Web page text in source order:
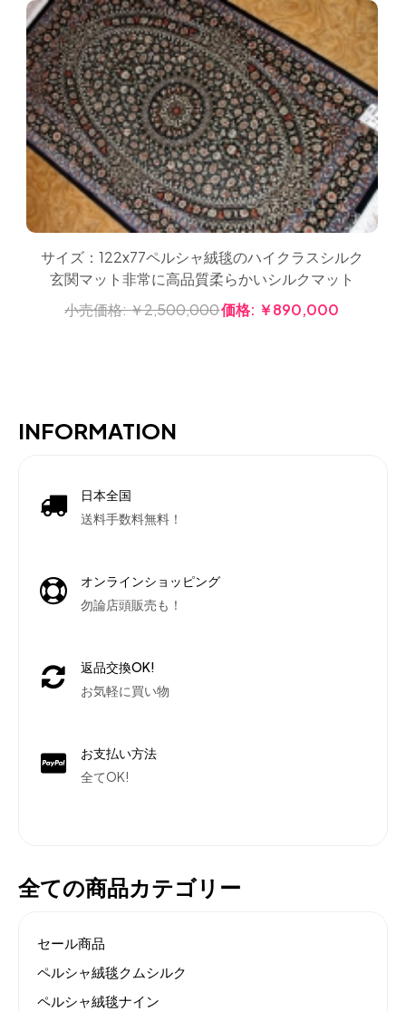
サイズ：122x77ペルシャ絨毯のハイクラスシルク
玄関マット非常に高品質柔らかいシルクマット
小売価格:￥2,500,000価格: ￥890,000
INFORMATION
日本全国
送料手数料無料！
オンラインショッピング
勿論店頭販売も！
返品交換OK!
お気軽に買い物
お支払い方法
全てOK!
全ての商品カテゴリー
セール商品
ペルシャ絨毯クムシルク
ペルシャ絨毯ナイン